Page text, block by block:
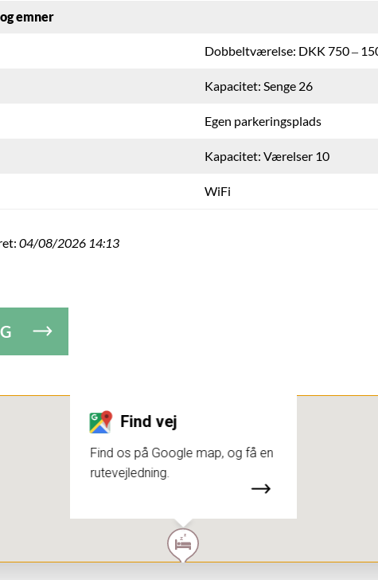
emner
Dobbeltværelse: DKK 750 –
Kapacitet: Senge 26
Egen parkeringsplads
Kapacitet: Værelser 10
WiFi
04/08/2026 14:13
Find vej
Find os på Google map, og få en
rutevejledning.